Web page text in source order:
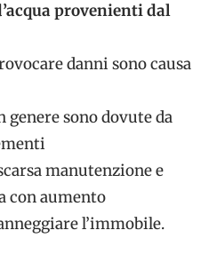
provenienti dal
danni sono causa
sono dovute da
manutenzione e
con aumento
l’immobile.